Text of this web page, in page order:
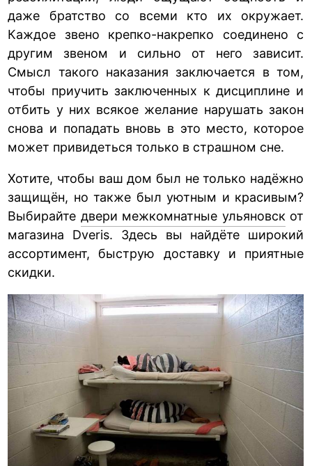
даже братство со всеми кто их окружает.
Каждое звено крепко-накрепко соединено с
другим звеном и сильно от него зависит.
Смысл такого наказания заключается в том,
чтобы приучить заключенных к дисциплине и
отбить у них всякое желание нарушать закон
снова и попадать вновь в это место, которое
может привидеться только в страшном сне.
Хотите, чтобы ваш дом был не только надёжно
защищён, но также был уютным и красивым?
Выбирайте двери межкомнатные ульяновск от
магазина Dveris. Здесь вы найдёте широкий
ассортимент, быструю доставку и приятные
скидки.